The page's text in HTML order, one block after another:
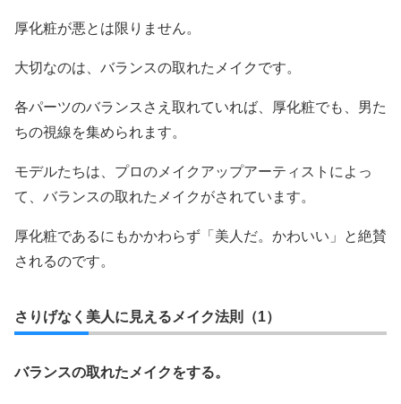
厚化粧が悪とは限りません。
大切なのは、バランスの取れたメイクです。
各パーツのバランスさえ取れていれば、厚化粧でも、男た
ちの視線を集められます。
モデルたちは、プロのメイクアップアーティストによっ
て、バランスの取れたメイクがされています。
厚化粧であるにもかかわらず「美人だ。かわいい」と絶賛
されるのです。
さりげなく美人に見えるメイク法則（1）
バランスの取れたメイクをする。